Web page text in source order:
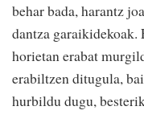
behar bada, harantz
dantza garaikidekoak.
horietan erabat
erabiltzen ditugula,
hurbildu dugu,